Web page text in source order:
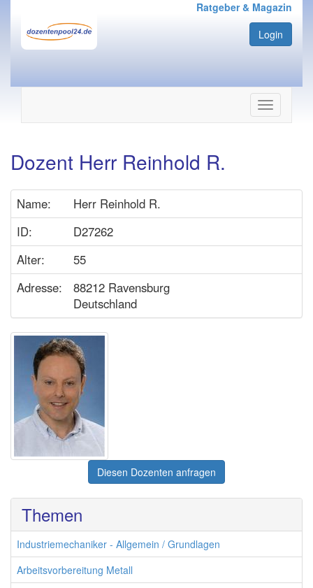
Ratgeber & Magazin
Login
Navigation
ein-/
Dozent Herr Reinhold R.
Name:
Herr Reinhold R.
ID:
D27262
Alter:
55
Adresse:
88212 Ravensburg
Deutschland
Diesen Dozenten anfragen
Themen
Industriemechaniker - Allgemein / Grundlagen
Arbeitsvorbereitung Metall